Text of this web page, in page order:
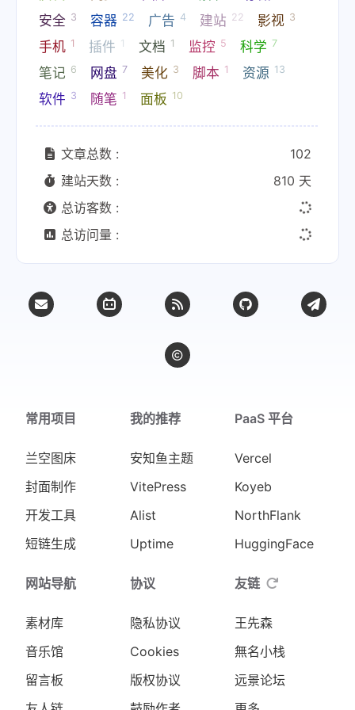
安全 3 容器 22 广告 4 建站 22 影视 3
手机 1 插件 1 文档 1 监控 5 科学 7
笔记 6 网盘 7 美化 3 脚本 1 资源 13
软件 3 随笔 1 面板 10
文章总数 :
102
建站天数 :
810 天
总访客数 :
总访问量 :
常用项目
兰空图床
封面制作
开发工具
短链生成
我的推荐
安知鱼主题
VitePress
Alist
Uptime
PaaS 平台
Vercel
Koyeb
NorthFlank
HuggingFace
网站导航
素材库
音乐馆
留言板
协议
隐私协议
Cookies
版权协议
友链
王先森
無名小栈
远景论坛